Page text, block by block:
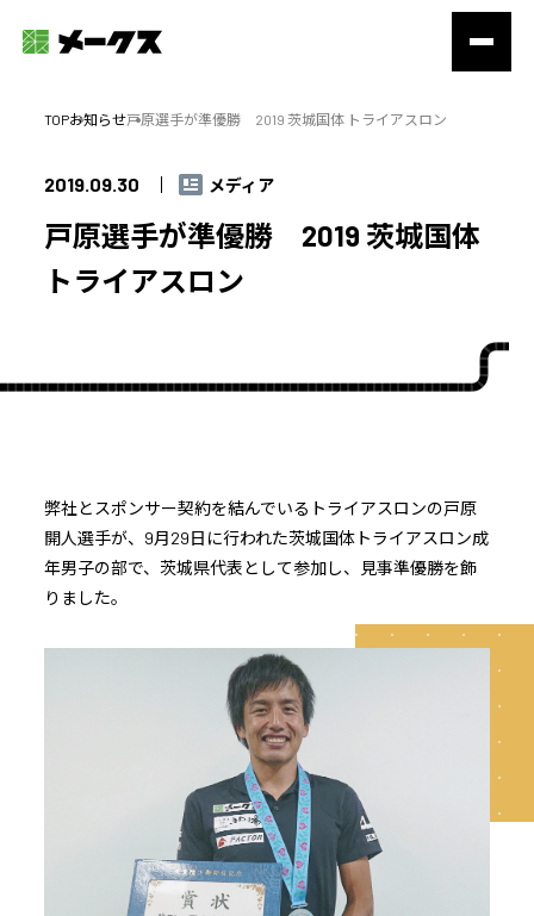
TOPお知らせ戸原選手が準優勝 2019 茨城国体 トライアスロン
2019.09.30 メディア
戸原選手が準優勝 2019 茨城国体
トライアスロン
弊社とスポンサー契約を結んでいるトライアスロンの戸原
開人選手が、9月29日に行われた茨城国体トライアスロン成
年男子の部で、茨城県代表として参加し、見事準優勝を飾
りました｡